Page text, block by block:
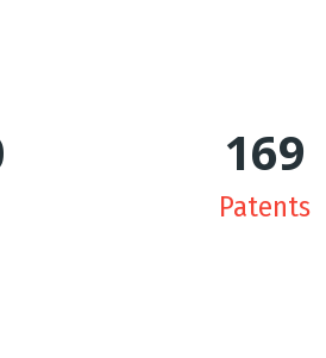
171
Patents